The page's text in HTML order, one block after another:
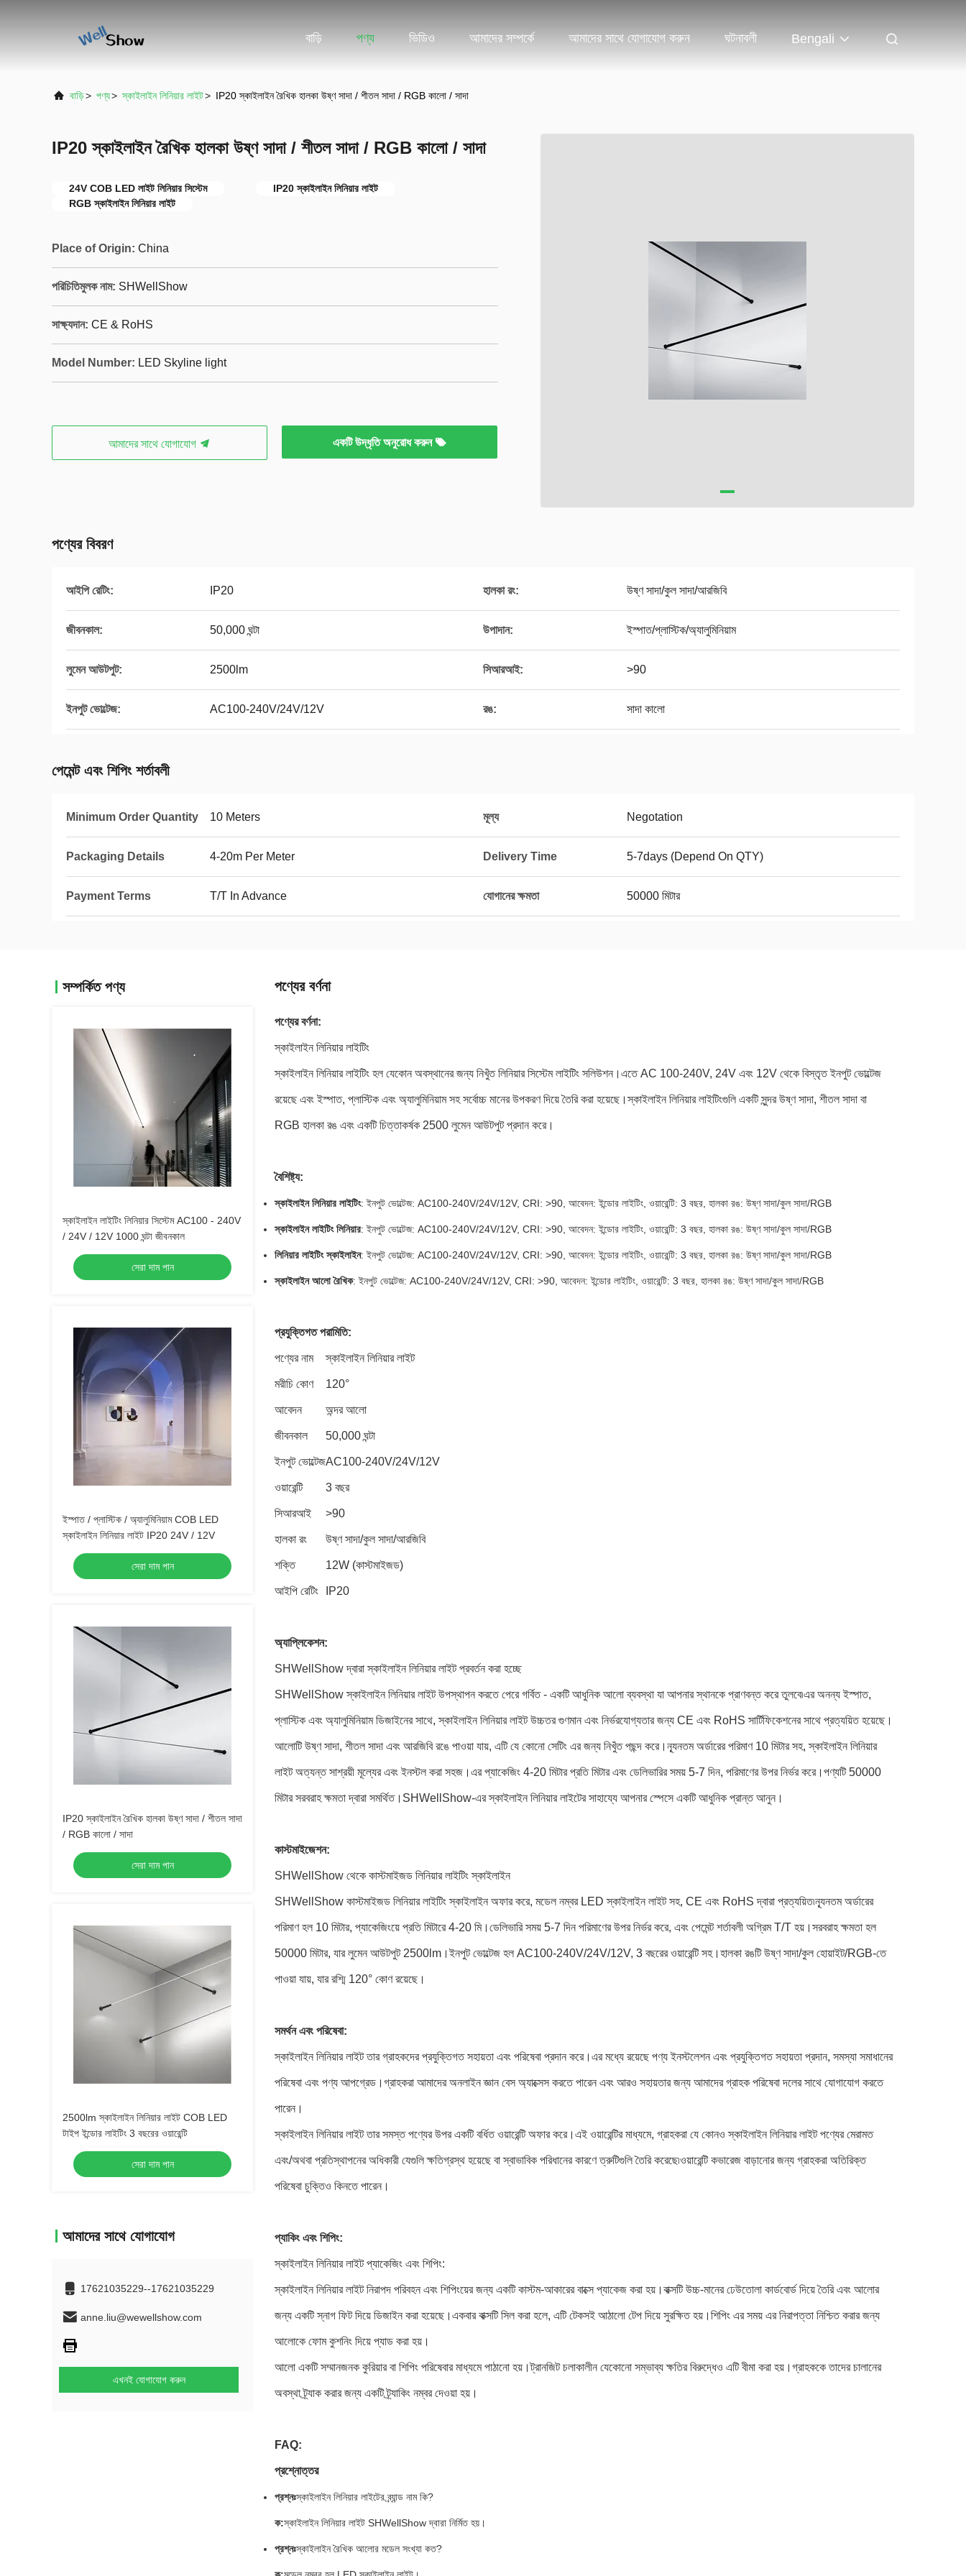
বাড়ি পণ্য ভিডিও আমাদের সম্পর্কে আমাদের সাথে যোগাযোগ করুন ঘটনাবলী Bengali
বাড়ি> পণ্য> স্কাইলাইন লিনিয়ার লাইট> IP20 স্কাইলাইন রৈখিক হালকা উষ্ণ সাদা / শীতল সাদা / RGB কালো / সাদা
IP20 স্কাইলাইন রৈখিক হালকা উষ্ণ সাদা / শীতল সাদা / RGB কালো / সাদা
24V COB LED লাইট লিনিয়ার সিস্টেম
IP20 স্কাইলাইন লিনিয়ার লাইট
RGB স্কাইলাইন লিনিয়ার লাইট
Place of Origin: China
পরিচিতিমুলক নাম: SHWellShow
সাক্ষ্যদান: CE & RoHS
Model Number: LED Skyline light
আমাদের সাথে যোগাযোগ একটি উদ্ধৃতি অনুরোধ করুন
পণ্যের বিবরণ
আইপি রেটিং: IP20 হালকা রং: উষ্ণ সাদা/কুল সাদা/আরজিবি
জীবনকাল: 50,000 ঘন্টা উপাদান: ইস্পাত/প্লাস্টিক/অ্যালুমিনিয়াম
লুমেন আউটপুট: 2500lm সিআরআই: >90
ইনপুট ভোল্টেজ: AC100-240V/24V/12V রঙ: সাদা কালো
পেমেন্ট এবং শিপিং শর্তাবলী
Minimum Order Quantity 10 Meters মূল্য Negotation
Packaging Details 4-20m Per Meter Delivery Time 5-7days (Depend On QTY)
Payment Terms T/T In Advance যোগানের ক্ষমতা 50000 মিটার
সম্পর্কিত পণ্য
স্কাইলাইন লাইটিং লিনিয়ার সিস্টেম AC100 - 240V
/ 24V / 12V 1000 ঘন্টা জীবনকাল
সেরা দাম পান
ইস্পাত / প্লাস্টিক / অ্যালুমিনিয়াম COB LED
স্কাইলাইন লিনিয়ার লাইট IP20 24V / 12V
সেরা দাম পান
IP20 স্কাইলাইন রৈখিক হালকা উষ্ণ সাদা / শীতল সাদা
/ RGB কালো / সাদা
সেরা দাম পান
2500lm স্কাইলাইন লিনিয়ার লাইট COB LED
টাইপ ইন্ডোর লাইটিং 3 বছরের ওয়ারেন্টি
সেরা দাম পান
আমাদের সাথে যোগাযোগ
17621035229--17621035229
anne.liu@wewellshow.com
এখনই যোগাযোগ করুন
পণ্যের বর্ণনা
পণ্যের বর্ণনা:
স্কাইলাইন লিনিয়ার লাইটিং
স্কাইলাইন লিনিয়ার লাইটিং হল যেকোন অবস্থানের জন্য নিখুঁত লিনিয়ার সিস্টেম লাইটিং সলিউশন।এতে AC 100-240V, 24V এবং 12V থেকে বিস্তৃত ইনপুট ভোল্টেজ
রয়েছে এবং ইস্পাত, প্লাস্টিক এবং অ্যালুমিনিয়াম সহ সর্বোচ্চ মানের উপকরণ দিয়ে তৈরি করা হয়েছে।স্কাইলাইন লিনিয়ার লাইটিংগুলি একটি সুন্দর উষ্ণ সাদা, শীতল সাদা বা
RGB হালকা রঙ এবং একটি চিত্তাকর্ষক 2500 লুমেন আউটপুট প্রদান করে।
বৈশিষ্ট্য:
স্কাইলাইন লিনিয়ার লাইটিং: ইনপুট ভোল্টেজ: AC100-240V/24V/12V, CRI: >90, আবেদন: ইন্ডোর লাইটিং, ওয়ারেন্টি: 3 বছর, হালকা রঙ: উষ্ণ সাদা/কুল সাদা/RGB
স্কাইলাইন লাইটিং লিনিয়ার: ইনপুট ভোল্টেজ: AC100-240V/24V/12V, CRI: >90, আবেদন: ইন্ডোর লাইটিং, ওয়ারেন্টি: 3 বছর, হালকা রঙ: উষ্ণ সাদা/কুল সাদা/RGB
লিনিয়ার লাইটিং স্কাইলাইন: ইনপুট ভোল্টেজ: AC100-240V/24V/12V, CRI: >90, আবেদন: ইন্ডোর লাইটিং, ওয়ারেন্টি: 3 বছর, হালকা রঙ: উষ্ণ সাদা/কুল সাদা/RGB
স্কাইলাইন আলো রৈখিক: ইনপুট ভোল্টেজ: AC100-240V/24V/12V, CRI: >90, আবেদন: ইন্ডোর লাইটিং, ওয়ারেন্টি: 3 বছর, হালকা রঙ: উষ্ণ সাদা/কুল সাদা/RGB
প্রযুক্তিগত পরামিতি:
পণ্যের নাম স্কাইলাইন লিনিয়ার লাইট
মরীচি কোণ 120°
আবেদন অন্দর আলো
জীবনকাল 50,000 ঘন্টা
ইনপুট ভোল্টেজAC100-240V/24V/12V
ওয়ারেন্টি 3 বছর
সিআরআই >90
হালকা রং উষ্ণ সাদা/কুল সাদা/আরজিবি
শক্তি 12W (কাস্টমাইজড)
আইপি রেটিং IP20
অ্যাপ্লিকেশন:
SHWellShow দ্বারা স্কাইলাইন লিনিয়ার লাইট প্রবর্তন করা হচ্ছে
SHWellShow স্কাইলাইন লিনিয়ার লাইট উপস্থাপন করতে পেরে গর্বিত - একটি আধুনিক আলো ব্যবস্থা যা আপনার স্থানকে প্রাণবন্ত করে তুলবে৷এর অনন্য ইস্পাত,
প্লাস্টিক এবং অ্যালুমিনিয়াম ডিজাইনের সাথে, স্কাইলাইন লিনিয়ার লাইট উচ্চতর গুণমান এবং নির্ভরযোগ্যতার জন্য CE এবং RoHS সার্টিফিকেশনের সাথে প্রত্যয়িত হয়েছে।
আলোটি উষ্ণ সাদা, শীতল সাদা এবং আরজিবি রঙে পাওয়া যায়, এটি যে কোনো সেটিং এর জন্য নিখুঁত পছন্দ করে।ন্যূনতম অর্ডারের পরিমাণ 10 মিটার সহ, স্কাইলাইন লিনিয়ার
লাইট অত্যন্ত সাশ্রয়ী মূল্যের এবং ইনস্টল করা সহজ।এর প্যাকেজিং 4-20 মিটার প্রতি মিটার এবং ডেলিভারির সময় 5-7 দিন, পরিমাণের উপর নির্ভর করে।পণ্যটি 50000
মিটার সরবরাহ ক্ষমতা দ্বারা সমর্থিত।SHWellShow-এর স্কাইলাইন লিনিয়ার লাইটের সাহায্যে আপনার স্পেসে একটি আধুনিক প্রান্ত আনুন।
কাস্টমাইজেশন:
SHWellShow থেকে কাস্টমাইজড লিনিয়ার লাইটিং স্কাইলাইন
SHWellShow কাস্টমাইজড লিনিয়ার লাইটিং স্কাইলাইন অফার করে, মডেল নম্বর LED স্কাইলাইন লাইট সহ, CE এবং RoHS দ্বারা প্রত্যয়িত৷ন্যূনতম অর্ডারের
পরিমাণ হল 10 মিটার, প্যাকেজিংয়ে প্রতি মিটারে 4-20 মি।ডেলিভারি সময় 5-7 দিন পরিমাণের উপর নির্ভর করে, এবং পেমেন্ট শর্তাবলী অগ্রিম T/T হয়।সরবরাহ ক্ষমতা হল
50000 মিটার, যার লুমেন আউটপুট 2500lm।ইনপুট ভোল্টেজ হল AC100-240V/24V/12V, 3 বছরের ওয়ারেন্টি সহ।হালকা রঙটি উষ্ণ সাদা/কুল হোয়াইট/RGB-তে
পাওয়া যায়, যার রশ্মি 120° কোণ রয়েছে।
সমর্থন এবং পরিষেবা:
স্কাইলাইন লিনিয়ার লাইট তার গ্রাহকদের প্রযুক্তিগত সহায়তা এবং পরিষেবা প্রদান করে।এর মধ্যে রয়েছে পণ্য ইনস্টলেশন এবং প্রযুক্তিগত সহায়তা প্রদান, সমস্যা সমাধানের
পরিষেবা এবং পণ্য আপগ্রেড।গ্রাহকরা আমাদের অনলাইন জ্ঞান বেস অ্যাক্সেস করতে পারেন এবং আরও সহায়তার জন্য আমাদের গ্রাহক পরিষেবা দলের সাথে যোগাযোগ করতে
পারেন।
স্কাইলাইন লিনিয়ার লাইট তার সমস্ত পণ্যের উপর একটি বর্ধিত ওয়ারেন্টি অফার করে।এই ওয়ারেন্টির মাধ্যমে, গ্রাহকরা যে কোনও স্কাইলাইন লিনিয়ার লাইট পণ্যের মেরামত
এবং/অথবা প্রতিস্থাপনের অধিকারী যেগুলি ক্ষতিগ্রস্থ হয়েছে বা স্বাভাবিক পরিধানের কারণে ত্রুটিগুলি তৈরি করেছে৷ওয়ারেন্টি কভারেজ বাড়ানোর জন্য গ্রাহকরা অতিরিক্ত
পরিষেবা চুক্তিও কিনতে পারেন।
প্যাকিং এবং শিপিং:
স্কাইলাইন লিনিয়ার লাইট প্যাকেজিং এবং শিপিং:
স্কাইলাইন লিনিয়ার লাইট নিরাপদ পরিবহন এবং শিপিংয়ের জন্য একটি কাস্টম-আকারের বাক্সে প্যাকেজ করা হয়।বাক্সটি উচ্চ-মানের ঢেউতোলা কার্ডবোর্ড দিয়ে তৈরি এবং আলোর
জন্য একটি স্নাগ ফিট দিয়ে ডিজাইন করা হয়েছে।একবার বাক্সটি সিল করা হলে, এটি টেকসই আঠালো টেপ দিয়ে সুরক্ষিত হয়।শিপিং এর সময় এর নিরাপত্তা নিশ্চিত করার জন্য
আলোকে ফোম কুশনিং দিয়ে প্যাড করা হয়।
আলো একটি সম্মানজনক কুরিয়ার বা শিপিং পরিষেবার মাধ্যমে পাঠানো হয়।ট্রানজিট চলাকালীন যেকোনো সম্ভাব্য ক্ষতির বিরুদ্ধেও এটি বীমা করা হয়।গ্রাহককে তাদের চালানের
অবস্থা ট্র্যাক করার জন্য একটি ট্র্যাকিং নম্বর দেওয়া হয়।
FAQ:
প্রশ্নোত্তর
প্রশ্নঃস্কাইলাইন লিনিয়ার লাইটের ব্র্যান্ড নাম কি?
ক:স্কাইলাইন লিনিয়ার লাইট SHWellShow দ্বারা নির্মিত হয়।
প্রশ্নঃস্কাইলাইন রৈখিক আলোর মডেল সংখ্যা কত?